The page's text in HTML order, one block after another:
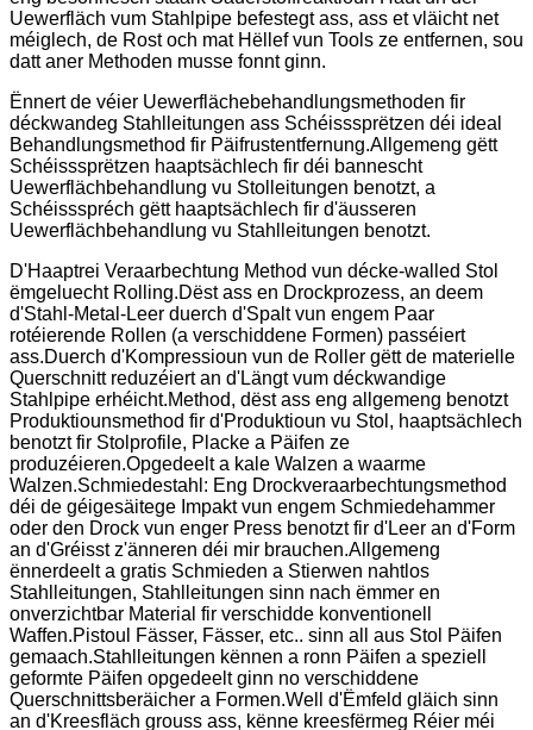
Uewerfläch vum Stahlpipe befestegt ass, ass et vläicht net
méiglech, de Rost och mat Hëllef vun Tools ze entfernen, sou
datt aner Methoden musse fonnt ginn.
Ënnert de véier Uewerflächebehandlungsmethoden fir
déckwandeg Stahlleitungen ass Schéisssprëtzen déi ideal
Behandlungsmethod fir Päifrustentfernung.Allgemeng gëtt
Schéisssprëtzen haaptsächlech fir déi bannescht
Uewerflächbehandlung vu Stolleitungen benotzt, a
Schéissspréch gëtt haaptsächlech fir d'äusseren
Uewerflächbehandlung vu Stahlleitungen benotzt.
D'Haaptrei Veraarbechtung Method vun décke-walled Stol
ëmgeluecht Rolling.Dëst ass en Drockprozess, an deem
d'Stahl-Metal-Leer duerch d'Spalt vun engem Paar
rotéierende Rollen (a verschiddene Formen) passéiert
ass.Duerch d'Kompressioun vun de Roller gëtt de materielle
Querschnitt reduzéiert an d'Längt vum déckwandige
Stahlpipe erhéicht.Method, dëst ass eng allgemeng benotzt
Produktiounsmethod fir d'Produktioun vu Stol, haaptsächlech
benotzt fir Stolprofile, Placke a Päifen ze
produzéieren.Opgedeelt a kale Walzen a waarme
Walzen.Schmiedestahl: Eng Drockveraarbechtungsmethod
déi de géigesäitege Impakt vun engem Schmiedehammer
oder den Drock vun enger Press benotzt fir d'Leer an d'Form
an d'Gréisst z'änneren déi mir brauchen.Allgemeng
ënnerdeelt a gratis Schmieden a Stierwen nahtlos
Stahlleitungen, Stahlleitungen sinn nach ëmmer en
onverzichtbar Material fir verschidde konventionell
Waffen.Pistoul Fässer, Fässer, etc.. sinn all aus Stol Päifen
gemaach.Stahlleitungen kënnen a ronn Päifen a speziell
geformte Päifen opgedeelt ginn no verschiddene
Querschnittsberäicher a Formen.Well d'Ëmfeld gläich sinn
an d'Kreesfläch grouss ass, kënne kreesfërmeg Réier méi